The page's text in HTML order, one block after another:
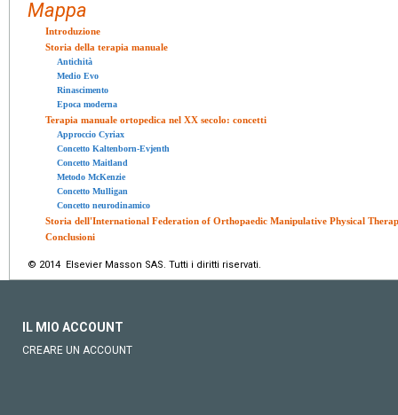
Mappa
Introduzione
Storia della terapia manuale
Antichità
Medio Evo
Rinascimento
Epoca moderna
Terapia manuale ortopedica nel XX secolo: concetti
Approccio Cyriax
Concetto Kaltenborn-Evjenth
Concetto Maitland
Metodo McKenzie
Concetto Mulligan
Concetto neurodinamico
Storia dell'International Federation of Orthopaedic Manipulative Physical
Conclusioni
© 2014 Elsevier Masson SAS. Tutti i diritti riservati.
IL MIO ACCOUNT
CREARE UN ACCOUNT